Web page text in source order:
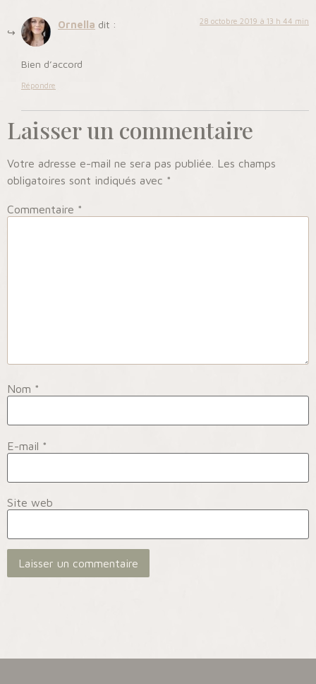
Ornella dit : 28 octobre 2019 à 13 h 44 min
Bien d’accord
Répondre
Laisser un commentaire
Votre adresse e-mail ne sera pas publiée.
Les champs
obligatoires sont indiqués avec *
Commentaire *
Nom *
E-mail *
Site web